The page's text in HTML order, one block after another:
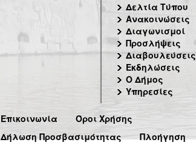
Δελτία Τύπου
Ανακοινώσεις
Διαγωνισμοί
Προσλήψεις
Διαβουλεύσεις
Εκδηλώσεις
Ο Δήμος
Υπηρεσίες
Επικοινωνία
Όροι Χρήσης
Δήλωση Προσβασιμότητας
Πλοήγηση